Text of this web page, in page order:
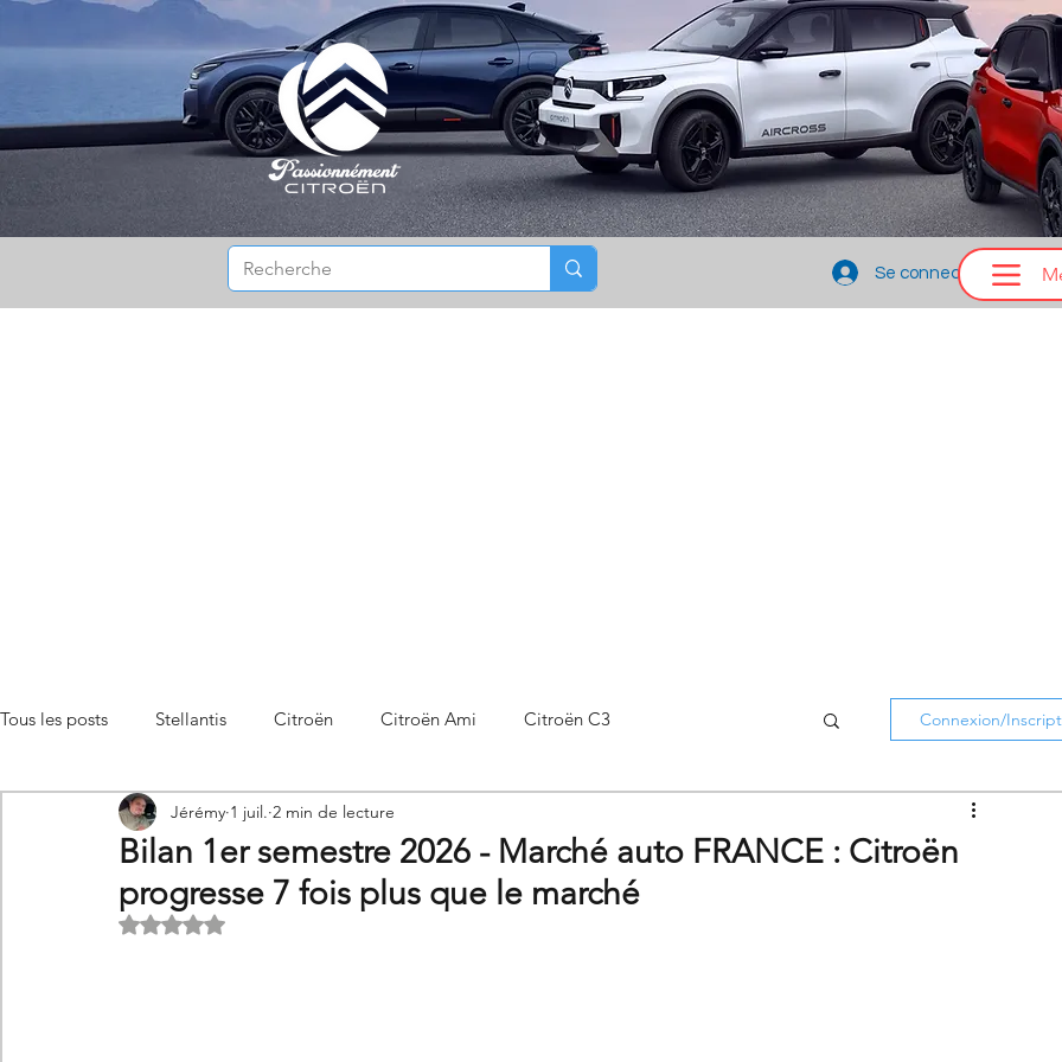
Se connecter
Tous les posts Stellantis Citroën Citroën Ami Citroën C3
Citroën C3 Aircross Citroën C4 Citroën C4 X
Citroën C5 X Citroën Berlingo Citroën Basalt Citroën Holidays
Connexion/
Bilan 1er semestre 2026 - Marché auto FRANCE : Citroën
progresse 7 fois plus que le marché
Jérémy 1 juil. 2 min de lecture
Noté NaN étoiles sur 5.